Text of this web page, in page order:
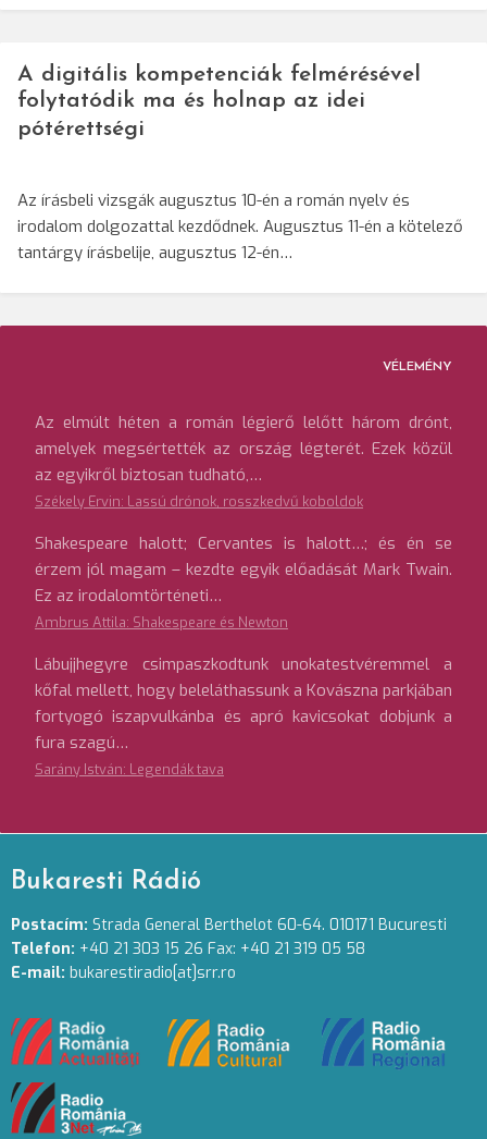
A digitális kompetenciák felmérésével
folytatódik ma és holnap az idei
pótérettségi
Az írásbeli vizsgák augusztus 10-én a román nyelv és
irodalom dolgozattal kezdődnek. Augusztus 11-én a kötelező
tantárgy írásbelije, augusztus 12-én…
VÉLEMÉNY
Az elmúlt héten a román légierő lelőtt három drónt,
amelyek megsértették az ország légterét. Ezek közül
az egyikről biztosan tudható,…
Székely Ervin: Lassú drónok, rosszkedvű koboldok
Shakespeare halott; Cervantes is halott…; és én se
érzem jól magam – kezdte egyik előadását Mark Twain.
Ez az irodalomtörténeti…
Ambrus Attila: Shakespeare és Newton
Lábujjhegyre csimpaszkodtunk unokatestvéremmel a
kőfal mellett, hogy beleláthassunk a Kovászna parkjában
fortyogó iszapvulkánba és apró kavicsokat dobjunk a
fura szagú…
Sarány István: Legendák tava
Bukaresti Rádió
Postacím: Strada General Berthelot 60-64. 010171 Bucuresti
Telefon: +40 21 303 15 26 Fax: +40 21 319 05 58
E-mail: bukarestiradio[at]srr.ro